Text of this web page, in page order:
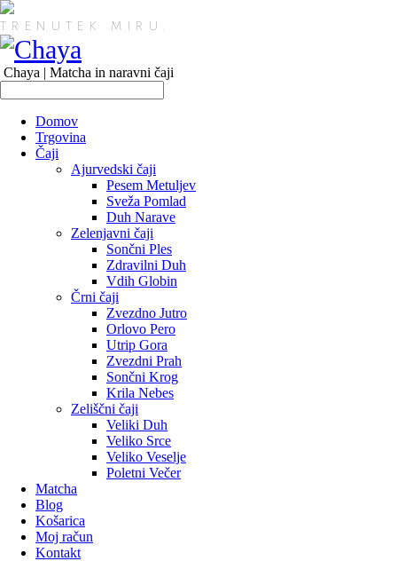
TRENUTEK MIRU.
Chaya | Matcha in naravni čaji
Domov
Trgovina
Čaji
Ajurvedski čaji
Pesem Metuljev
Sveža Pomlad
Duh Narave
Zelenjavni čaji
Sončni Ples
Zdravilni Duh
Vdih Globin
Črni čaji
Zvezdno Jutro
Orlovo Pero
Utrip Gora
Zvezdni Prah
Sončni Krog
Krila Nebes
Zeliščni čaji
Veliki Duh
Veliko Srce
Veliko Veselje
Poletni Večer
Matcha
Blog
Košarica
Moj račun
Kontakt